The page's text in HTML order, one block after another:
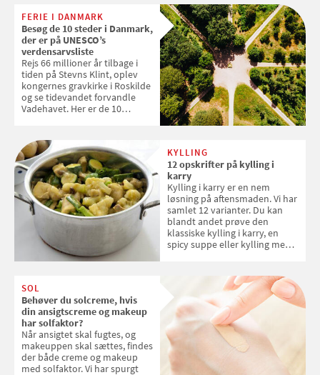
enkle råd til at spare penge på
tøjvasken
FERIE I DANMARK
Besøg de 10 steder i Danmark,
der er på UNESCO’s
verdensarvsliste
Rejs 66 millioner år tilbage i
tiden på Stevns Klint, oplev
kongernes gravkirke i Roskilde
og se tidevandet forvandle
Vadehavet. Her er de 10
KYLLING
12 opskrifter på kylling i
karry
Kylling i karry er en nem
løsning på aftensmaden. Vi har
samlet 12 varianter. Du kan
blandt andet prøve den
klassiske kylling i karry, en
spicy suppe eller kylling med
SOL
Behøver du solcreme, hvis
din ansigtscreme og makeup
har solfaktor?
Når ansigtet skal fugtes, og
makeuppen skal sættes, findes
der både creme og makeup
med solfaktor. Vi har spurgt